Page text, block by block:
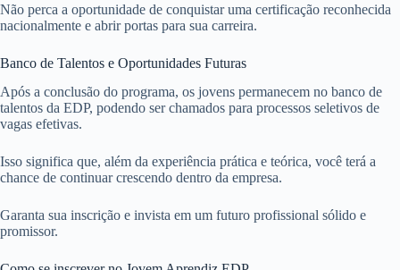
Não perca a oportunidade de conquistar uma certificação reconhecida
nacionalmente e abrir portas para sua carreira.
Banco de Talentos e Oportunidades Futuras
Após a conclusão do programa, os jovens permanecem no banco de
talentos da EDP, podendo ser chamados para processos seletivos de
vagas efetivas.
Isso significa que, além da experiência prática e teórica, você terá a
chance de continuar crescendo dentro da empresa.
Garanta sua inscrição e invista em um futuro profissional sólido e
promissor.